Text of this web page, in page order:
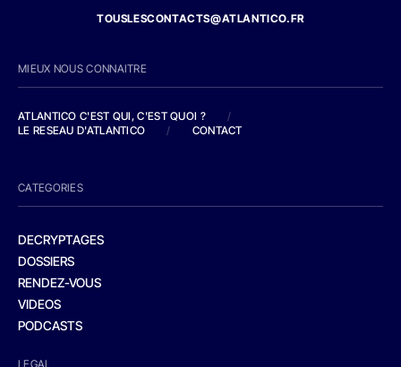
TOUSLESCONTACTS@ATLANTICO.FR
MIEUX NOUS CONNAITRE
ATLANTICO C'EST QUI, C'EST QUOI ?
/
LE RESEAU D'ATLANTICO
/ CONTACT
CATEGORIES
DECRYPTAGES
DOSSIERS
RENDEZ-VOUS
VIDEOS
PODCASTS
LEGAL